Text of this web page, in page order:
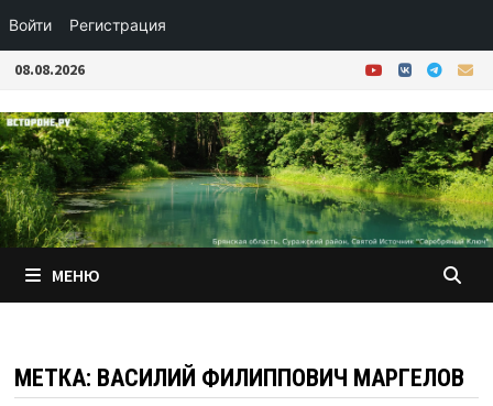
Войти Регистрация
Перейти
содержимому
08.08.2026
МЕНЮ
МЕТКА: ВАСИЛИЙ ФИЛИППОВИЧ МАРГЕЛОВ